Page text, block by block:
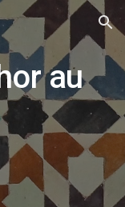
Skip to navigation
au